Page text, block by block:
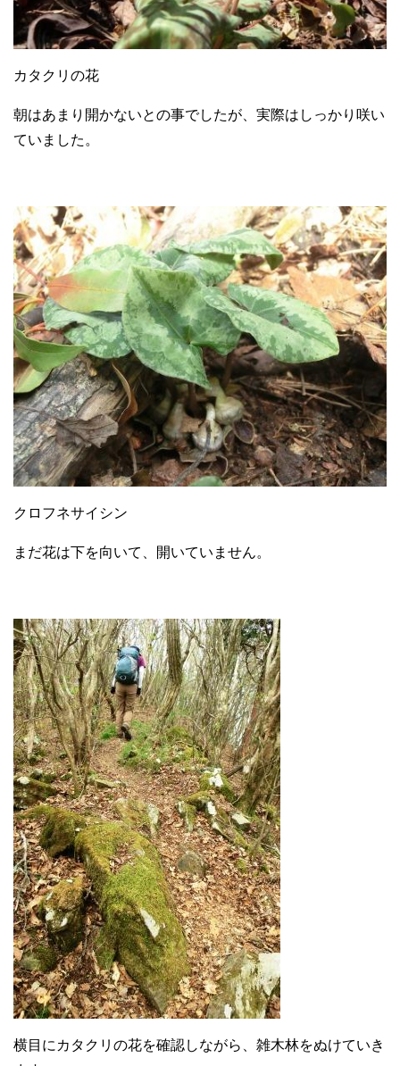
カタクリの花
朝はあまり開かないとの事でしたが、実際はしっかり咲い
ていました。
クロフネサイシン
まだ花は下を向いて、開いていません。
横目にカタクリの花を確認しながら、雑木林をぬけていき